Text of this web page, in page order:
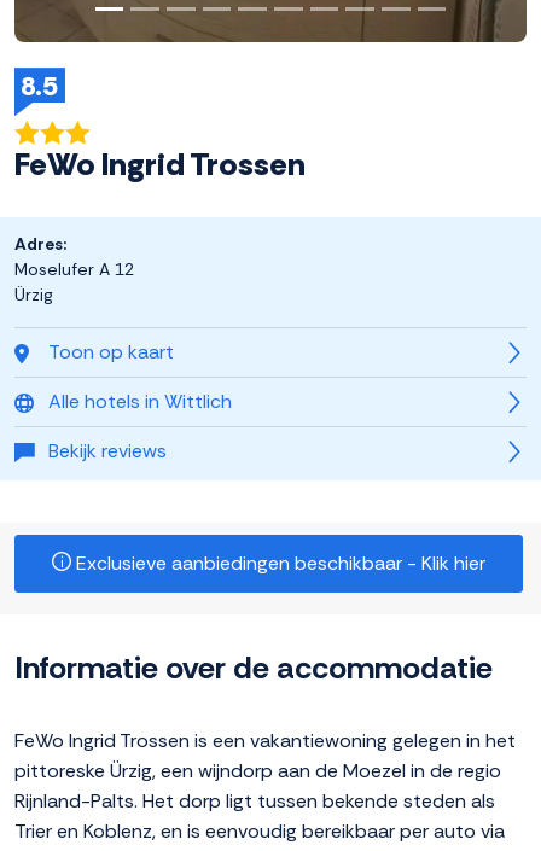
8.5
FeWo Ingrid Trossen
Toon op kaart
Alle hotels in Wittlich
Bekijk reviews
Adres:
Moselufer A 12
Ürzig
Exclusieve aanbiedingen beschikbaar - Klik hier
Informatie over de accommodatie
FeWo Ingrid Trossen is een vakantiewoning gelegen in het
pittoreske Ürzig, een wijndorp aan de Moezel in de regio
Rijnland-Palts. Het dorp ligt tussen bekende steden als
Trier en Koblenz, en is eenvoudig bereikbaar per auto via